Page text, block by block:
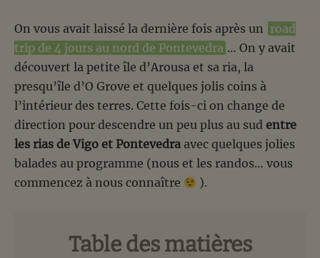
On vous avait laissé la dernière fois après un road
trip de 4 jours au nord de Pontevedra … On y avait
découvert la petite île d’Arousa et sa ria, la
presqu’île d’O Grove et quelques jolis coins à
l’intérieur des terres. Cette fois-ci on change de
direction pour descendre un peu plus au sud entre
les rias de Vigo et Pontevedra avec quelques jolies
balades au programme (nous et les randos… vous
commencez à nous connaître
).
Table des matières